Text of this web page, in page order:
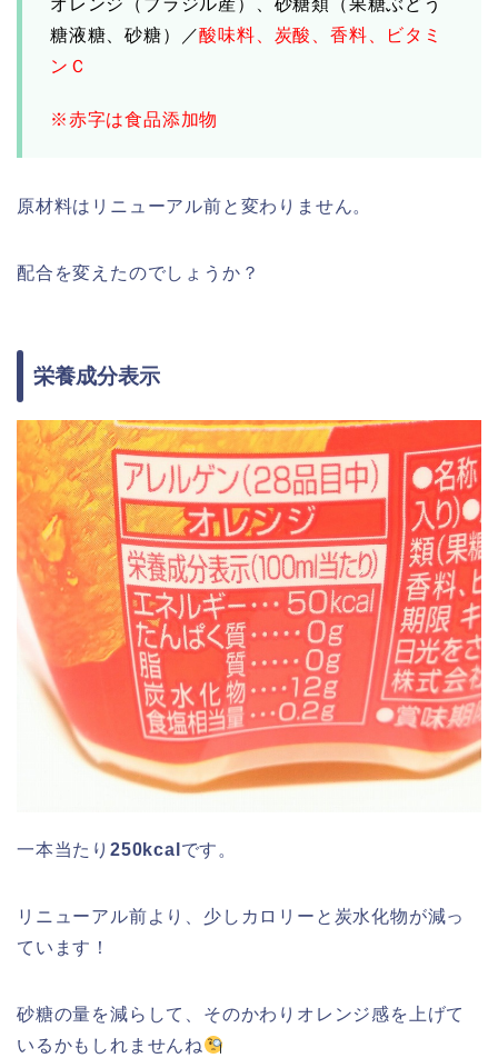
オレンジ（ブラジル産）、砂糖類（果糖ぶどう
糖液糖、砂糖）／酸味料、炭酸、香料、ビタミ
ンＣ
※赤字は食品添加物
原材料はリニューアル前と変わりません。
配合を変えたのでしょうか？
栄養成分表示
一本当たり 250kcal です。
リニューアル前より、少しカロリーと炭水化物が減っ
ています！
砂糖の量を減らして、そのかわりオレンジ感を上げて
いるかもしれませんね